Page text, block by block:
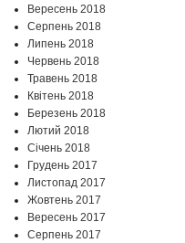
Вересень 2018
Серпень 2018
Липень 2018
Червень 2018
Травень 2018
Квітень 2018
Березень 2018
Лютий 2018
Січень 2018
Грудень 2017
Листопад 2017
Жовтень 2017
Вересень 2017
Серпень 2017